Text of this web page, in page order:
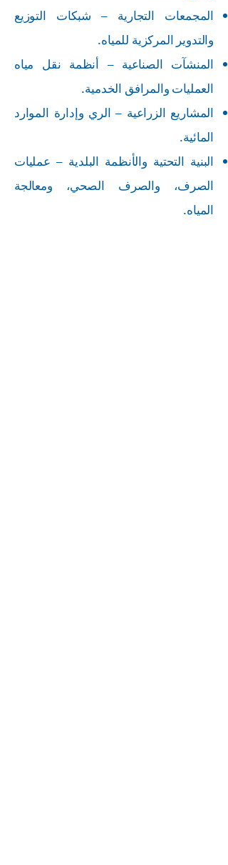
المجمعات التجارية – شبكات التوزيع
والتدوير المركزية للمياه.
المنشآت الصناعية – أنظمة نقل مياه
العمليات والمرافق الخدمية.
المشاريع الزراعية – الري وإدارة الموارد
المائية.
البنية التحتية والأنظمة البلدية – عمليات
الصرف، والصرف الصحي، ومعالجة
المياه.